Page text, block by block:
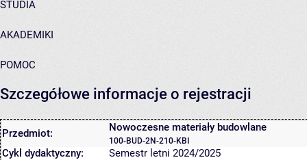
STUDIA
AKADEMIKI
POMOC
Szczegółowe informacje o rejestracji
Przedmiot: Nowoczesne materiały budowlane
100-BUD-2N-210-KBI
Cykl dydaktyczny: Semestr letni 2024/2025